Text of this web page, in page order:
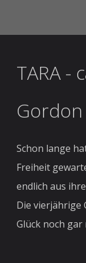
TARA -
Schon lange
Freiheit
endlich aus
Die vierjährige
Glück noch